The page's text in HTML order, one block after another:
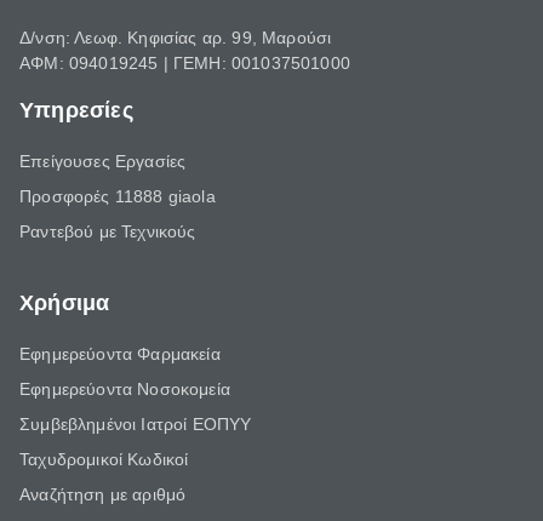
Δ/νση: Λεωφ. Κηφισίας αρ. 99, Μαρούσι
ΑΦΜ: 094019245 | ΓΕΜΗ: 001037501000
Υπηρεσίες
Επείγουσες Εργασίες
Προσφορές 11888 giaola
Ραντεβού με Τεχνικούς
Χρήσιμα
Εφημερεύοντα Φαρμακεία
Εφημερεύοντα Νοσοκομεία
Συμβεβλημένοι Ιατροί ΕΟΠΥΥ
Ταχυδρομικοί Κωδικοί
Αναζήτηση με αριθμό